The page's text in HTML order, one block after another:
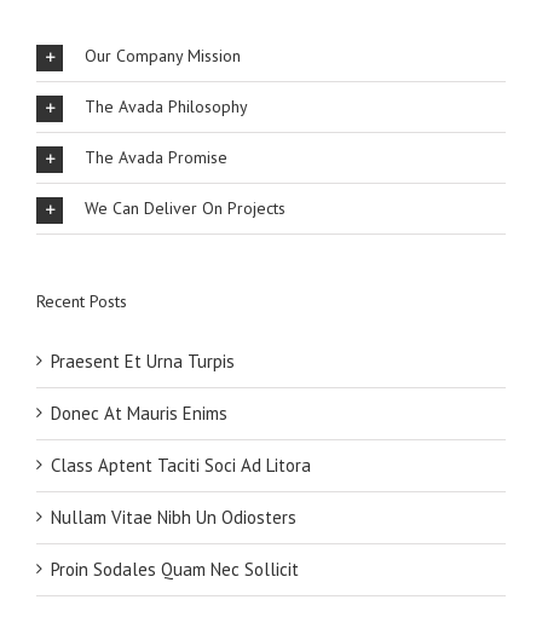
Our Company Mission
The Avada Philosophy
The Avada Promise
We Can Deliver On Projects
Recent Posts
Praesent Et Urna Turpis
Donec At Mauris Enims
Class Aptent Taciti Soci Ad Litora
Nullam Vitae Nibh Un Odiosters
Proin Sodales Quam Nec Sollicit